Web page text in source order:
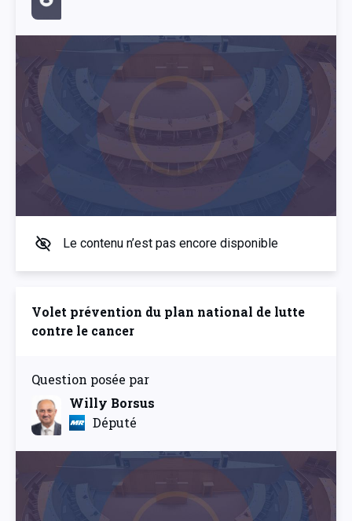
Le contenu n’est pas encore disponible
Volet prévention du plan national de lutte
contre le cancer
Question posée par
Willy Borsus
Député